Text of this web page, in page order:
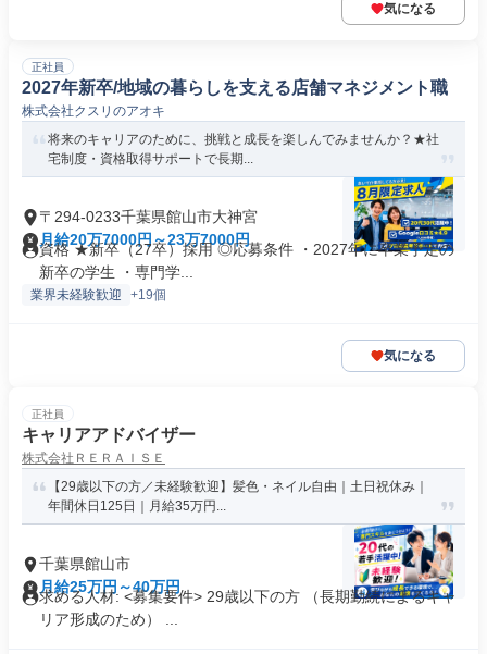
気になる
正社員
2027年新卒/地域の暮らしを支える店舗マネジメント職
株式会社クスリのアオキ
将来のキャリアのために、挑戦と成長を楽しんでみませんか？★社
宅制度・資格取得サポートで長期...
〒294-0233千葉県館山市大神宮
月給20万7000円～23万7000円
資格 ★新卒（27卒）採用 ◎応募条件 ・2027年に卒業予定の
新卒の学生 ・専門学...
業界未経験歓迎 +19個
気になる
正社員
キャリアアドバイザー
株式会社ＲＥＲＡＩＳＥ
【29歳以下の方／未経験歓迎】髪色・ネイル自由｜土日祝休み｜
年間休日125日｜月給35万円...
千葉県館山市
月給25万円～40万円
求める人材: <募集要件> 29歳以下の方 （長期勤続によるキャ
リア形成のため） ...